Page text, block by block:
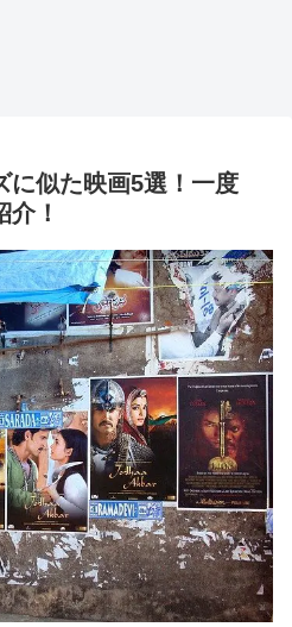
に似た映画5選！一度
！